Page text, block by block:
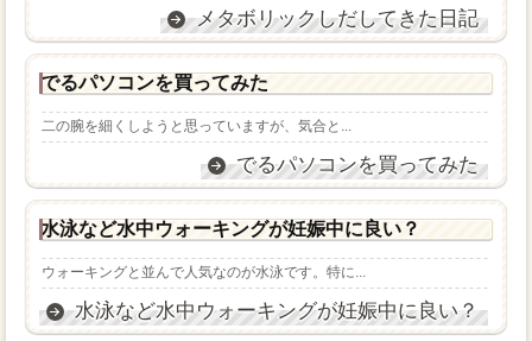
メタボリックしだしてきた日記
でるパソコンを買ってみた
二の腕を細くしようと思っていますが、気合と...
でるパソコンを買ってみた
水泳など水中ウォーキングが妊娠中に良い？
ウォーキングと並んで人気なのが水泳です。特に...
水泳など水中ウォーキングが妊娠中に良い？